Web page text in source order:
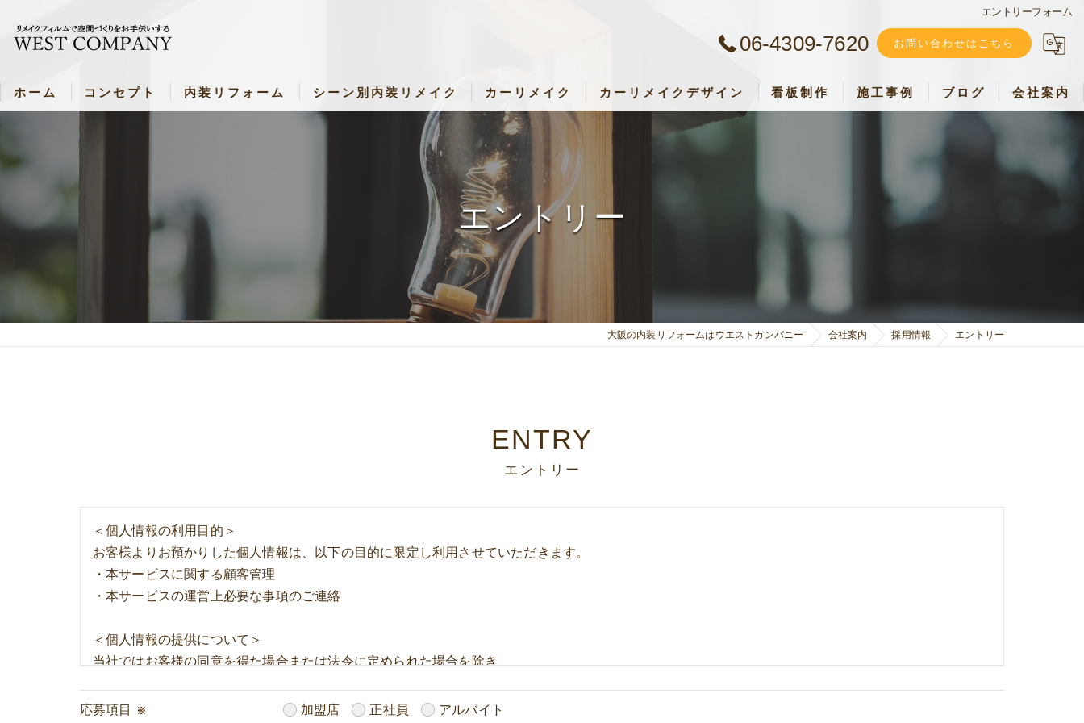
エントリーフォーム
06-4309-7620 お問い合わせはこちら
ホーム コンセプト 内装リフォーム
シャッターリメイク・料金表
シーン別内装リメイク
シーン別内装リメイク
飲食店・アパレル・店舗リメイク
病院・施設・キッズルームリメイク
お部屋（キッチン・子ども部屋・壁など）リメイク
カーリメイク
カーリメイク専門店 RemakeUp
パーツセット・料金表
カーリメイクデザイン 看板制作 施工事例 ブログ 会社案内
エントリー
大阪の内装リフォームはウエストカンパニー 会社案内 採用情報 エントリー
エントリー
ENTRY
＜個人情報の利用目的＞
お客様よりお預かりした個人情報は、以下の目的に限定し利用させていただきます。
・本サービスに関する顧客管理
・本サービスの運営上必要な事項のご連絡
＜個人情報の提供について＞
当社ではお客様の同意を得た場合または法令に定められた場合を除き、
応募項目 ※ 加盟店 正社員 アルバイト